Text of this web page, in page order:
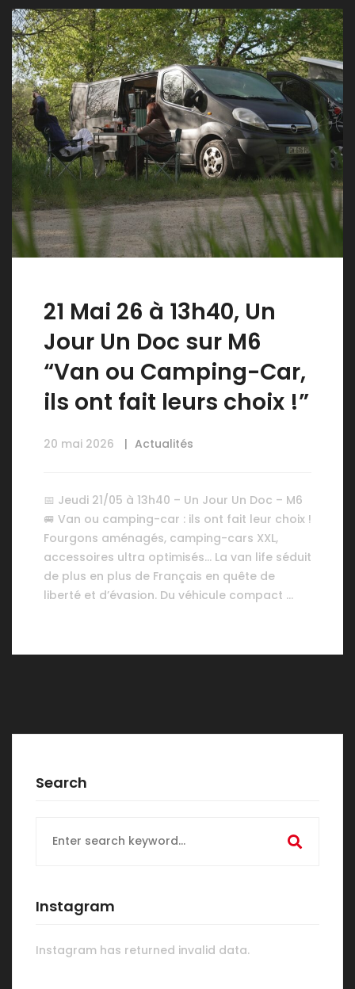
21 Mai 26 à 13h40, Un
Jour Un Doc sur M6
“Van ou Camping-Car,
ils ont fait leurs choix !”
20 mai 2026 Actualités
📅 Jeudi 21/05 à 13h40 – Un Jour Un Doc – M6
🚐 Van ou camping-car : ils ont fait leur choix !
Fourgons aménagés, camping-cars XXL,
accessoires ultra optimisés… La van life séduit
de plus en plus de Français en quête de
liberté et d’évasion. Du véhicule compact …
Search
for:
Instagram
Instagram has returned invalid data.